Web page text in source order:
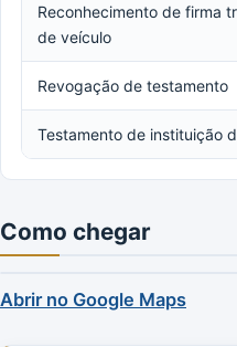
Reconhecimento de firma
de veículo
Revogação de testamento
Testamento de instituição
Como chegar
Abrir no Google Maps